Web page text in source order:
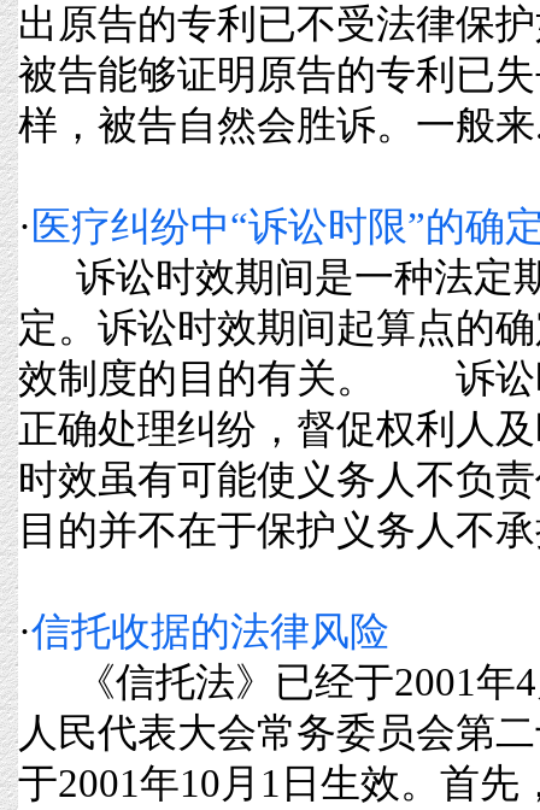
出原告的专利已不受法律保
被告能够证明原告的专利已
样，被告自然会胜诉。一般来
·医疗纠纷中“诉讼时限”的确
诉讼时效期间是一种法定
定。诉讼时效期间起算点的
效制度的目的有关。 诉讼
正确处理纠纷，督促权利人
时效虽有可能使义务人不负
目的并不在于保护义务人
·信托收据的法律风险
《信托法》已经于2001年4
人民代表大会常务委员会第
于2001年10月1日生效。首